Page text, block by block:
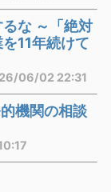
な ～「絶対
11年続けて
06/02 22:31
機関の相談